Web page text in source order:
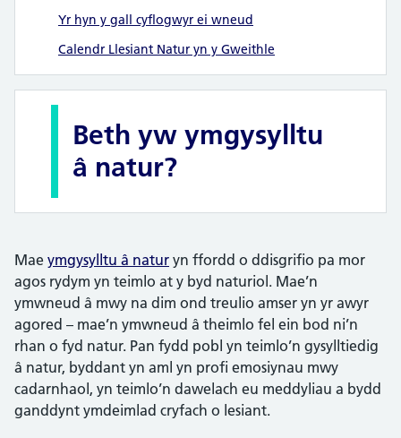
Yr hyn y gall cyflogwyr ei wneud
Calendr Llesiant Natur yn y Gweithle
Beth yw ymgysylltu
â natur?
Mae ymgysylltu â natur yn ffordd o ddisgrifio pa mor
agos rydym yn teimlo at y byd naturiol. Mae’n
ymwneud â mwy na dim ond treulio amser yn yr awyr
agored – mae’n ymwneud â theimlo fel ein bod ni’n
rhan o fyd natur. Pan fydd pobl yn teimlo’n gysylltiedig
â natur, byddant yn aml yn profi emosiynau mwy
cadarnhaol, yn teimlo’n dawelach eu meddyliau a bydd
ganddynt ymdeimlad cryfach o lesiant.